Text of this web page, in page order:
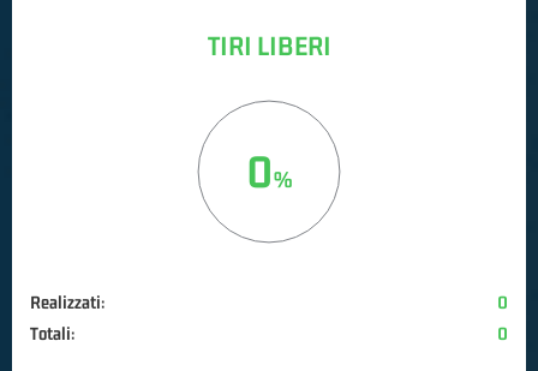
TIRI LIBERI
0
Realizzati:
0
Totali:
0